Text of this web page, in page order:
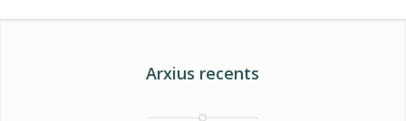
Arxius recents